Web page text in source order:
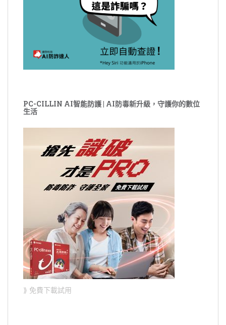
PC-CILLIN AI智能防護 | AI防毒新升級，守護你的數位
生活
⟫ 免費下載試用